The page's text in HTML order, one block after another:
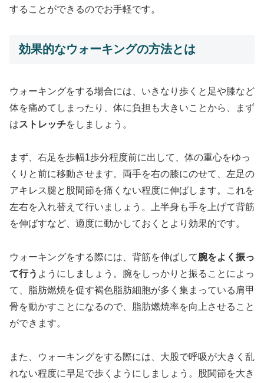
することができるのでお手軽です。
効果的なウォーキングの方法とは
ウォーキングをする場合には、いきなり歩くと足や膝など
体を痛めてしまったり、体に負担も大きいことから、まず
はストレッチをしましょう。
まず、右足を歩幅1歩分程度前に出して、体の重心をゆっ
くりと前に移動させます。両手を右の膝にのせて、左足の
アキレス腱と股間節を痛くない程度に伸ばします。これを
左右を入れ替えて行いましょう。上半身も手を上げて背筋
を伸ばすなど、適度に動かしておくとより効果的です。
ウォーキングをする際には、背筋を伸ばして腕をよく振っ
て行う ようにしましょう。腕をしっかりと振ることによっ
て、脂肪燃焼を促す褐色脂肪細胞が多く集まっている肩甲
骨を動かすことになるので、脂肪燃焼率を向上させること
ができます。
また、ウォーキングをする際には、大股で呼吸が大きく乱
れない程度に早足で歩くようにしましょう。股関節を大き